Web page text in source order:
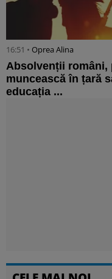
16:51 • Oprea Alina
Absolvenții români,
muncească în țară
educația ...